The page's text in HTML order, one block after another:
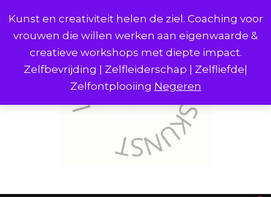
Kunst en creativiteit helen de ziel. Coaching voor
vrouwen die willen werken aan eigenwaarde &
creatieve workshops met diepte impact.
Zelfbevrijding | Zelfleiderschap | Zelfliefde|
Zelfontplooiing Negeren